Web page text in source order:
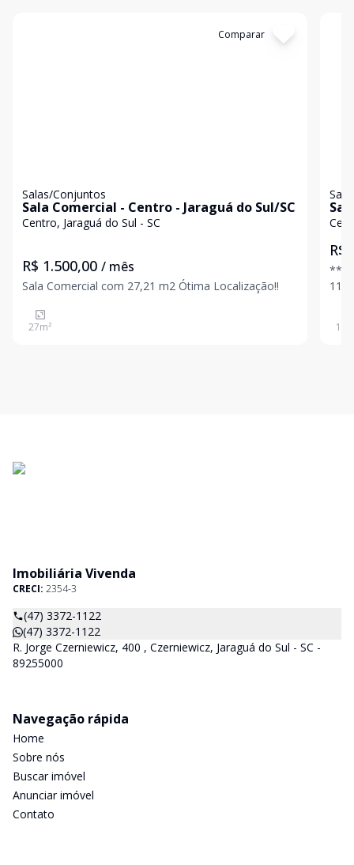
Comparar
Salas/Conjuntos
Sala Comercial - Centro - Jaraguá do Sul/SC
Centro, Jaraguá do Sul - SC
R$ 1.500,00 / mês
Sala Comercial com 27,21 m2 Ótima Localização!!
27m²
Sala
do
R$
115M²,
115
Imobiliária Vivenda
CRECI: 2354-3
(47) 3372-1122
(47) 3372-1122
R. Jorge Czerniewicz, 400 , Czerniewicz, Jaraguá do Sul - SC -
89255000
Navegação rápida
Home
Sobre nós
Buscar imóvel
Anunciar imóvel
Contato